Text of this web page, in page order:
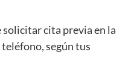
solicitar cita previa en la
según tus